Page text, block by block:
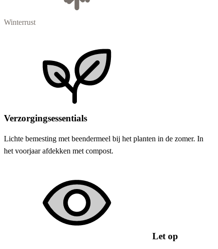
Winterrust
Verzorgingsessentials
Lichte bemesting met beendermeel bij het planten in de zomer. In
het voorjaar afdekken met compost.
Let op